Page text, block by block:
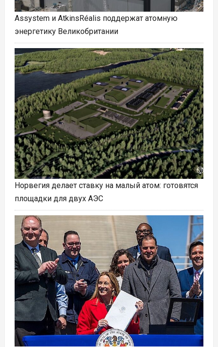
Assystem и AtkinsRéalis поддержат атомную
энергетику Великобритании
Норвегия делает ставку на малый атом: готовятся
площадки для двух АЭС